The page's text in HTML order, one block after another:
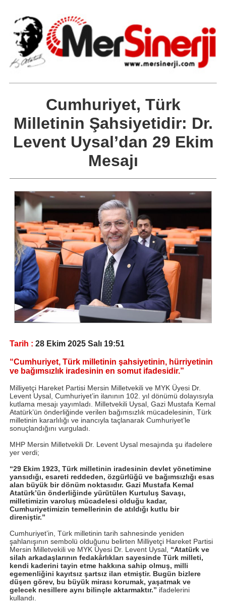
Cumhuriyet, Türk
Milletinin Şahsiyetidir: Dr.
Levent Uysal’dan 29 Ekim
Mesajı
Tarih : 28 Ekim 2025 Salı 19:51
“Cumhuriyet, Türk milletinin şahsiyetinin, hürriyetinin
ve bağımsızlık iradesinin en somut ifadesidir.”
Milliyetçi Hareket Partisi Mersin Milletvekili ve MYK Üyesi Dr.
Levent Uysal, Cumhuriyet’in ilanının 102. yıl dönümü dolayısıyla
kutlama mesajı yayımladı. Milletvekili Uysal, Gazi Mustafa Kemal
Atatürk’ün önderliğinde verilen bağımsızlık mücadelesinin, Türk
milletinin kararlılığı ve inancıyla taçlanarak Cumhuriyet’le
sonuçlandığını vurguladı.
MHP Mersin Milletvekili Dr. Levent Uysal mesajında şu ifadelere
yer verdi;
“29 Ekim 1923, Türk milletinin iradesinin devlet yönetimine
yansıdığı, esareti reddeden, özgürlüğü ve bağımsızlığı esas
alan büyük bir dönüm noktasıdır. Gazi Mustafa Kemal
Atatürk’ün önderliğinde yürütülen Kurtuluş Savaşı,
milletimizin varoluş mücadelesi olduğu kadar,
Cumhuriyetimizin temellerinin de atıldığı kutlu bir
direniştir.”
Cumhuriyet’in, Türk milletinin tarih sahnesinde yeniden
şahlanışının sembolü olduğunu belirten Milliyetçi Hareket Partisi
Mersin Milletvekili ve MYK Üyesi Dr. Levent Uysal, “Atatürk ve
silah arkadaşlarının fedakârlıkları sayesinde Türk milleti,
kendi kaderini tayin etme hakkına sahip olmuş, milli
egemenliğini kayıtsız şartsız ilan etmiştir. Bugün bizlere
düşen görev, bu büyük mirası korumak, yaşatmak ve
gelecek nesillere aynı bilinçle aktarmaktır.” ifadelerini
kullandı.